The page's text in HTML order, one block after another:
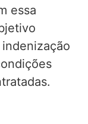
essa